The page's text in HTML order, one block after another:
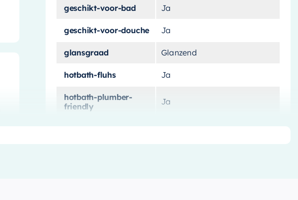
geschikt-voor-bad Ja
geschikt-voor-douche Ja
glansgraad Glanzend
hotbath-fluhs Ja
hotbath-plumber-
friendly
Ja